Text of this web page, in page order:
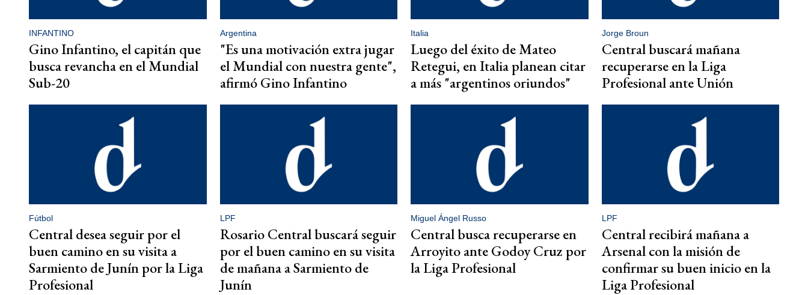
INFANTINO
Gino Infantino, el capitán que
busca revancha en el Mundial
Sub-20
Argentina
"Es una motivación extra jugar
el Mundial con nuestra gente",
afirmó Gino Infantino
Italia
Luego del éxito de Mateo
Retegui, en Italia planean citar
a más "argentinos oriundos"
Jorge Broun
Central buscará mañana
recuperarse en la Liga
Profesional ante Unión
Fútbol
Central desea seguir por el
buen camino en su visita a
Sarmiento de Junín por la Liga
Profesional
LPF
Rosario Central buscará seguir
por el buen camino en su visita
de mañana a Sarmiento de
Junín
Miguel Ángel Russo
Central busca recuperarse en
Arroyito ante Godoy Cruz por
la Liga Profesional
LPF
Central recibirá mañana a
Arsenal con la misión de
confirmar su buen inicio en la
Liga Profesional